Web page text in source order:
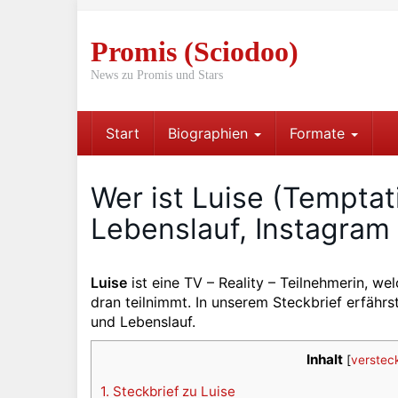
Promis (Sciodoo)
News zu Promis und Stars
Start Biographien Formate
Wer ist Luise
Lebenslauf,
Luise ist eine TV – Reality – Teilnehmerin,
dran teilnimmt. In unserem Steckbrief
und Lebenslauf.
Inhalt [
1. Steckbrief zu Luise